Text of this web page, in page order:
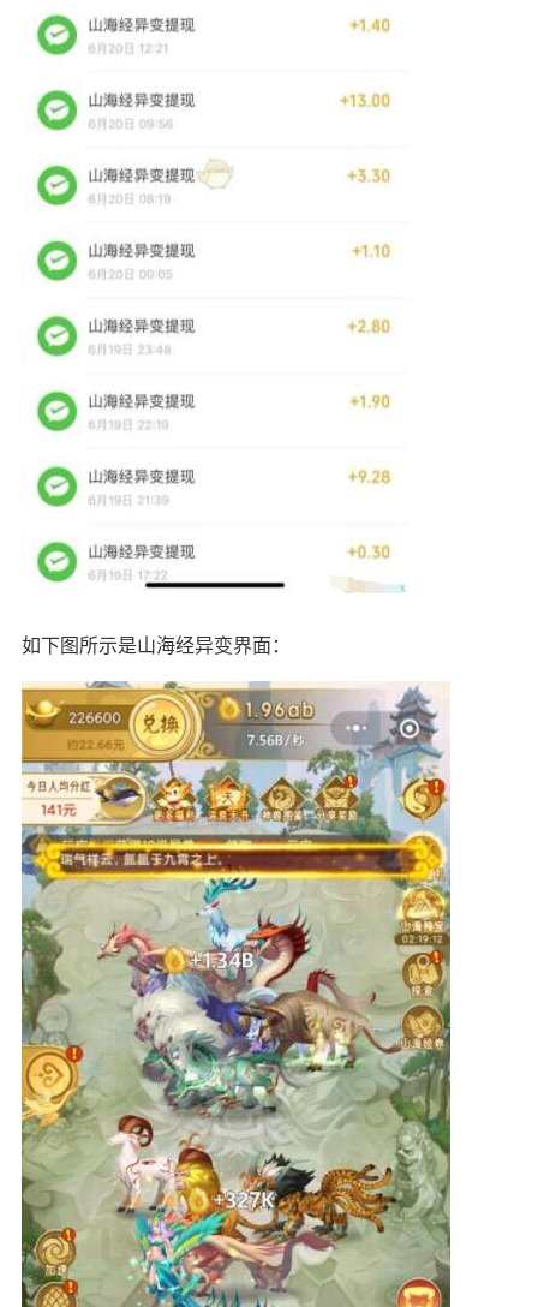
如下图所示是山海经异变界面：